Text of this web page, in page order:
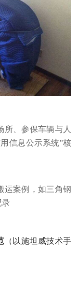
所、参保车辆与人
信息公示系统"核
运案例，如三角钢
录
‌（以施坦威技术手